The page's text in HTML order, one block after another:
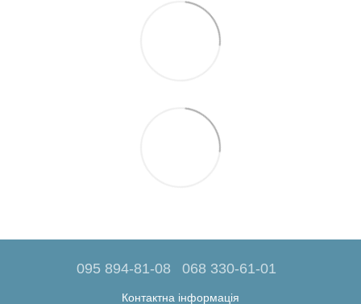
095 894-81-08 068 330-61-01
Контактна інформація